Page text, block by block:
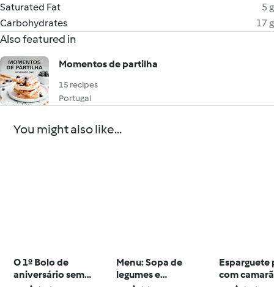
Saturated Fat
5 g
Carbohydrates
17 g
Also featured in
Momentos de partilha
15 recipes
Portugal
You might also like...
O 1º Bolo de
aniversário sem
Menu: Sopa de
legumes e
Esparguete
com